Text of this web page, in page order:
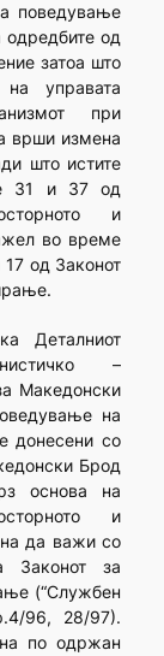
поведување
одредбите од
затоа што
управата
при
врши измена
што истите
31 и 37 од
и
во време
од Законот
Деталниот
–
Македонски
на
донесени со
Брод
основа на
и
да важи со
Законот за
(“Службен
96, 28/97).
по одржан